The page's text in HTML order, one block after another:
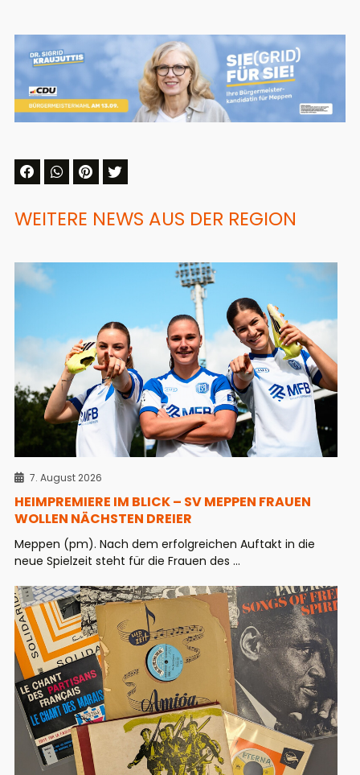
WEITERE NEWS AUS DER REGION
7. August 2026
HEIMPREMIERE IM BLICK – SV MEPPEN FRAUEN
WOLLEN NÄCHSTEN DREIER
Meppen (pm). Nach dem erfolgreichen Auftakt in die
neue Spielzeit steht für die Frauen des ...